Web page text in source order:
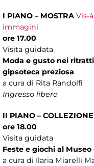
I PIANO – MOSTRA Vis-
immagini
ore 17.00
Visita guidata
Moda e gusto nei
gipsoteca preziosa
a cura di Rita Randolfi
Ingresso libero
II PIANO –
ore 18.00
Visita guidata
Feste e giochi al Museo
a cura di Ilaria Miarelli